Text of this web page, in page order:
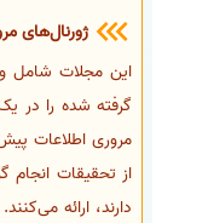
ژورنال‌های
این مجلات شامل
گرفته شده را در
مروری اطلاعات
از تحقیقات
دارند، ارائه